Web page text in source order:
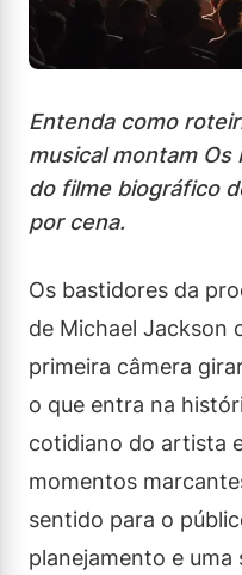
Entenda como
musical montam
do filme biográfico
por cena.
Os bastidores da
de Michael Jackson
primeira câmera
o que entra na
cotidiano do artista
momentos
sentido para o
planejamento e uma